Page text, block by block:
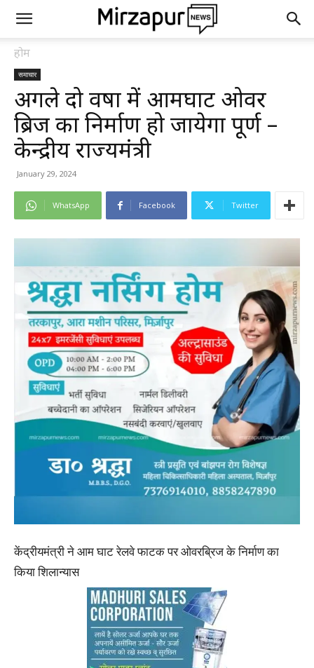
होम
समाचार
अगले दो वर्षो में आमघाट ओवर
ब्रिज का निर्माण हो जायेगा पूर्ण –
केन्द्रीय राज्यमंत्री
January 29, 2024
WhatsApp Facebook Twitter
केंद्रीयमंत्री ने आम घाट रेलवे फाटक पर ओवरब्रिज के निर्माण का
किया शिलान्यास